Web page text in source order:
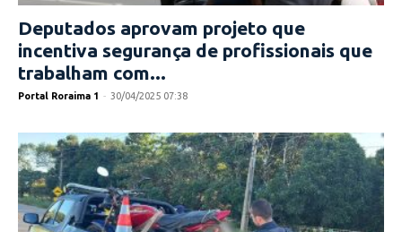
Deputados aprovam projeto que
incentiva segurança de profissionais que
trabalham com...
Portal Roraima 1 - 30/04/2025 07:38